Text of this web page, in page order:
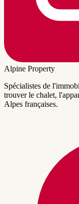
Alpine Property
Spécialistes de
trouver le chalet,
Alpes françaises.